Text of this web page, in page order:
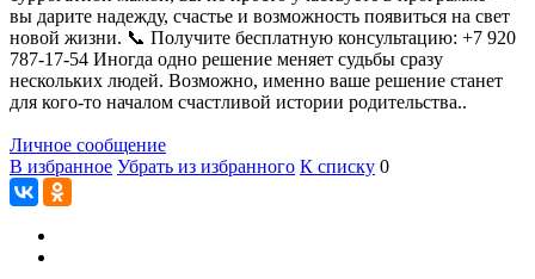
вы дарите надежду, счастье и возможность появиться на свет
новой жизни. 📞 Получите бесплатную консультацию: +7 920
787-17-54 Иногда одно решение меняет судьбы сразу
нескольких людей. Возможно, именно ваше решение станет
для кого-то началом счастливой истории родительства..
Личное сообщение
В избранное Убрать из избранного К списку 0